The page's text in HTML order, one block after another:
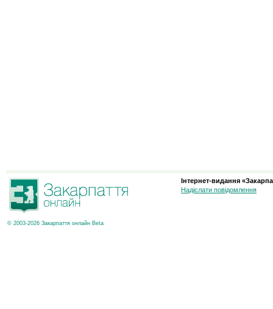
© 2003-2026 Закарпаття онлайн Beta
Інтернет-видання
Надіслати повідомлення